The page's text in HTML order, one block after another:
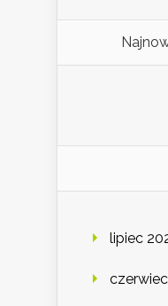
lipiec